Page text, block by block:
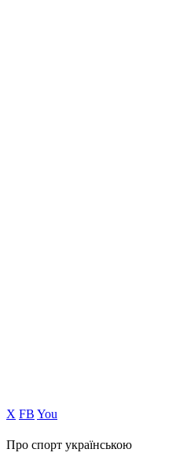
Х FB You
Про спорт українською